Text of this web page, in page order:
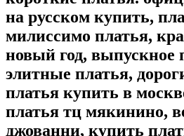
на русском купить,
милиссимо платья,
новый год, выпускное
элитные платья,
платья купить в
платья тц мякинино,
джованни, купить